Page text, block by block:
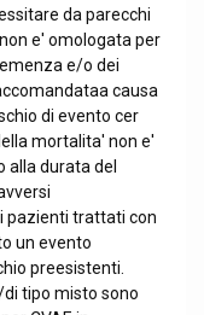
da parecchi
e' omologata per
e/o dei
causa
di evento cer
mortalita' non e'
alla durata del
pazienti trattati con
un evento
preesistenti.
tipo misto sono